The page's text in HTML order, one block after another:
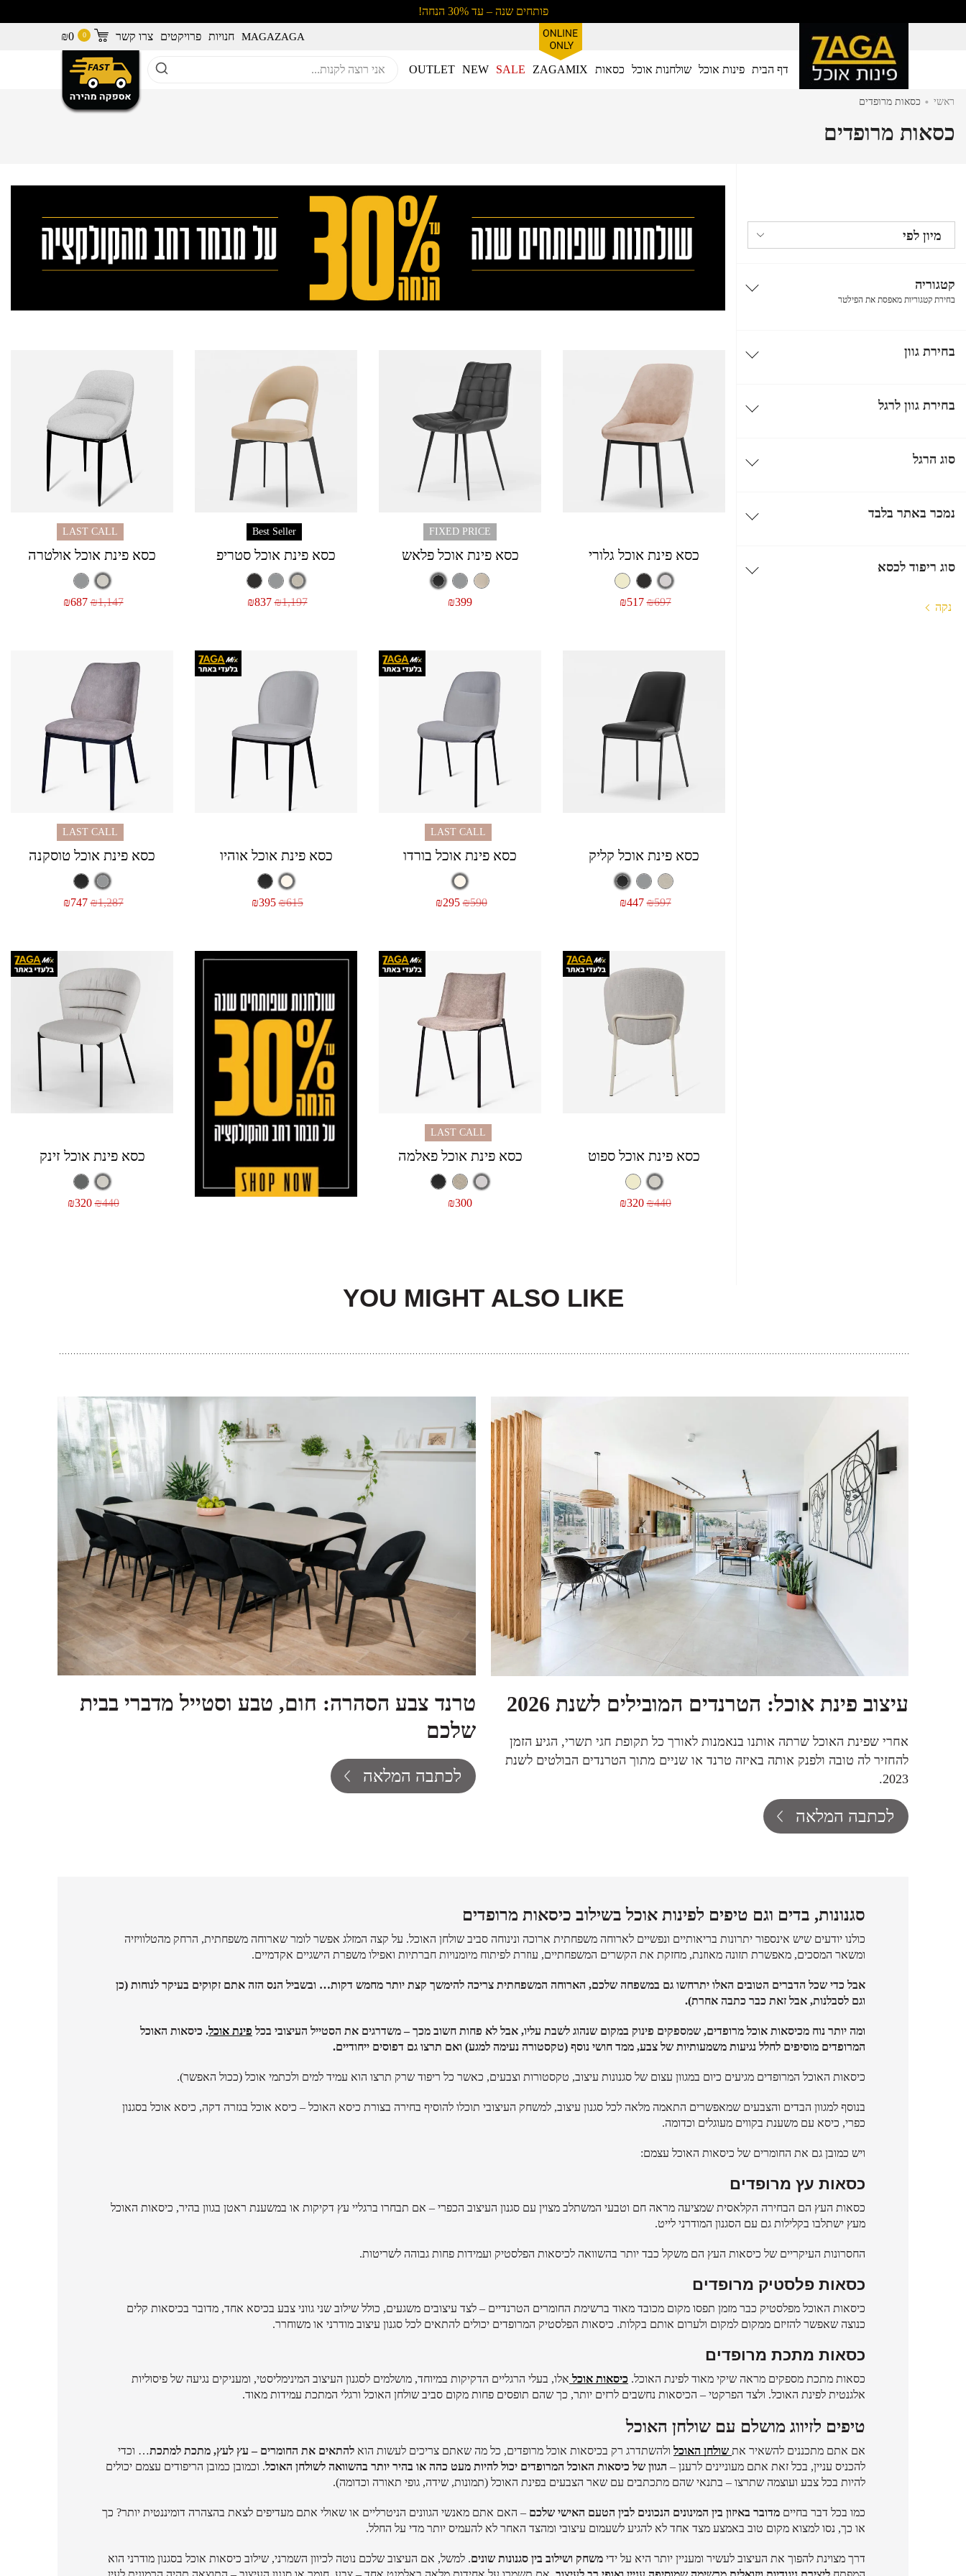
פותחים שנה – עד 30% הנחה!
MAGAZAGA חנויות פרויקטים צרו קשר ₪0
דף הבית פינות אוכל שולחנות אוכל כסאות ZAGAMIX
SALE
NEW
OUTLET
ראשי . כסאות מרופדים
כסאות מרופדים
קטגוריה
בחירת קטגוריות מאפסת את הפילטר
בחירת גוון
בחירת גוון לרגל
סוג הרגל
נמכר באתר בלבד
סוג ריפוד לכסא
נקה
כסא פינת אוכל גלורי
₪697
₪517
FIXED PRICE
כסא פינת אוכל פלאש
₪399
Best Seller
כסא פינת אוכל סטריפ
₪1,197
₪837
LAST CALL
כסא פינת אוכל אולטרה
₪1,147
₪687
כסא פינת אוכל קליק
₪597
₪447
LAST CALL
כסא פינת אוכל בורדו
₪590
₪295
כסא פינת אוכל אוהיו
₪615
₪395
LAST CALL
כסא פינת אוכל טוסקנה
₪1,287
₪747
כסא פינת אוכל ספוט
₪440
₪320
LAST CALL
כסא פינת אוכל פאלמה
₪300
כסא פינת אוכל זינק
₪440
₪320
YOU MIGHT ALSO LIKE
עיצוב פינת אוכל: הטרנדים המובילים לשנת 2026
אחרי שפינת האוכל שרתה אותנו בנאמנות לאורך כל תקופת חגי תשרי, הגיע הזמן
להחזיר לה טובה ולפנק אותה באיזה טרנד או שניים מתוך הטרנדים הבולטים לשנת
2023.
לכתבה המלאה
טרנד צבע הסהרה: חום, טבע וסטייל מדברי בבית
שלכם
לכתבה המלאה
סגנונות, בדים וגם טיפים לפינות אוכל בשילוב כיסאות מרופדים
כולנו יודעים שיש אינספור יתרונות בריאותיים ונפשיים לארוחה משפחתית ארוכה ונינוחה סביב שולחן האוכל. על קצה המזלג אפשר לומר שארוחה משפחתית, הרחק מהטלוויזיה
ומשאר המסכים, מאפשרת תזונה מאוזנת, מחזקת את הקשרים המשפחתיים, עוזרת לפיתוח מיומנויות חברתיות ואפילו משפרת הישגיים אקדמיים.
אבל כדי שכל הדברים הטובים האלו יתרחשו גם במשפחה שלכם, הארוחה המשפחתית צריכה להימשך קצת יותר מחמש דקות… ובשביל הנס הזה אתם זקוקים בעיקר לנוחות (כן
וגם לסבלנות, אבל זאת כבר כתבה אחרת).
ומה יותר נוח מכיסאות אוכל מרופדים, שמספקים פינוק במקום שנהוג לשבת עליו, אבל לא פחות חשוב מכך – משדרגים את הסטייל העיצובי בכל פינת אוכל. כיסאות האוכל
המרופדים מוסיפים לחלל נגיעות משמעותיות של צבע, ממד חושי נוסף (טקסטורה נעימה למגע) ואם תרצו גם דפוסים ייחודיים.
כיסאות האוכל המרופדים מגיעים כיום במגוון עצום של סגנונות עיצוב, טקסטורות וצבעים, כאשר כל ריפוד שרק תרצו הוא עמיד למים ולכתמי אוכל (ככול האפשר).
בנוסף למגוון הבדים והצבעים שמאפשרים התאמה מלאה לכל סגנון עיצוב, למשחק העיצובי תוכלו להוסיף בחירה בצורת כיסא האוכל – כיסא אוכל בגזרה דקה, כיסא אוכל בסגנון
כפרי, כיסא עם משענת בקווים מעוגלים וכדומה.
ויש כמובן גם את החומרים של כיסאות האוכל עצמם:
כסאות עץ מרופדים
כסאות העץ הם הבחירה הקלאסית שמציעה מראה חם וטבעי המשתלב מצוין עם סגנון העיצוב הכפרי – אם תבחרו ברגליי עץ דקיקות או במשענת ראטן בגוון בהיר, כיסאות האוכל
מעץ ישתלבו בקלילות גם עם הסגנון המודרני לייט.
החסרונות העיקריים של כיסאות העץ הם משקל כבד יותר בהשוואה לכיסאות הפלסטיק ועמידות פחות גבוהה לשריטות.
כסאות פלסטיק מרופדים
כיסאות האוכל מפלסטיק כבר מזמן תפסו מקום מכובד מאוד ברשימת החומרים הטרנדיים – לצד עיצובים משגעים, כולל שילוב שני גווני צבע בכיסא אחד, מדובר בכיסאות קלים
כנוצה שאפשר להזיזם ממקום למקום ולערום אותם בקלות. כיסאות הפלסטיק המרופדים יכולים להתאים לכל סגנון עיצוב מודרני או משוחרר.
כסאות מתכת מרופדים
כסאות מתכת מספקים מראה שיקי מאוד לפינת האוכל. כיסאות אוכל אלו, בעלי הרגליים הדקיקות במיוחד, מושלמים לסגנון העיצוב המינימליסטי, ומעניקים נגיעה של פיסוליות
אלגנטית לפינת האוכל. ולצד הפרקטי – הכיסאות נחשבים לרזים יותר, כך שהם תופסים פחות מקום סביב שולחן האוכל ורגלי המתכת עמידות מאוד.
טיפים לזיווג מושלם עם שולחן האוכל
אם אתם מתכננים להשאיר את שולחן האוכל ולהשתדרג רק בכיסאות אוכל מרופדים, כל מה שאתם צריכים לעשות הוא להתאים את החומרים – עץ לעץ, מתכת למתכת… וכדי
להכניס עניין, בכל זאת אתם מעוניינים לרענן – הגוון של כיסאות האוכל המרופדים יכול להיות מעט כהה או בהיר יותר בהשוואה לשולחן האוכל. וכמובן כמובן הריפודים עצמם יכולים
להיות בכל צבע ועוצמה שתרצו – בתנאי שהם מתכתבים עם שאר הצבעים בפינת האוכל (תמונות, שידה, גופי תאורה וכדומה).
כמו בכל דבר בחיים מדובר באיזון בין המינונים הנכונים לבין הטעם האישי שלכם – האם אתם מאנשי הגוונים הניטרליים או שאולי אתם מעדיפים לצאת בהצהרה דומיננטית יותר? כך
או כך, נסו למצוא מקום טוב באמצע מצד אחד לא להגיע לשעמום עיצובי ומהצד האחר לא להעמיס יותר מדי על החלל.
דרך מצוינת להפוך את העיצוב לעשיר ומעניין יותר היא על ידי משחק ושילוב בין סגנונות שונים. למשל, אם העיצוב שלכם נוטה לכיוון השמרני, שילוב כיסאות אוכל בסגנון מודרני הוא